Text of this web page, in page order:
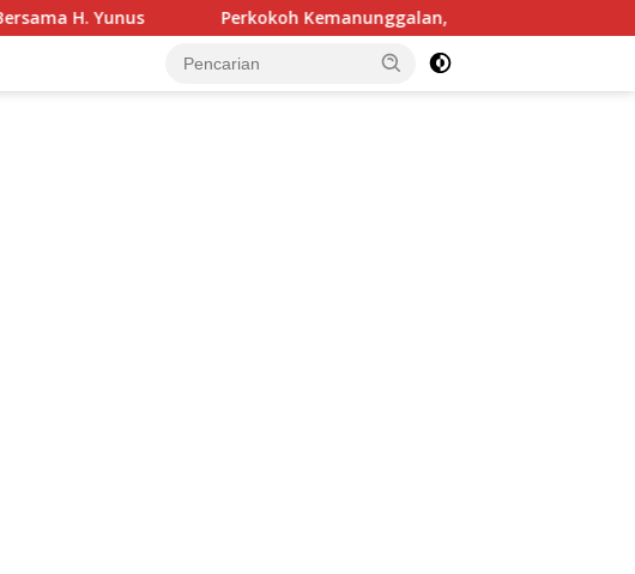
Perkokoh Kemanunggalan, Pos Kout Satgas Yonarmed 13/Nanggala